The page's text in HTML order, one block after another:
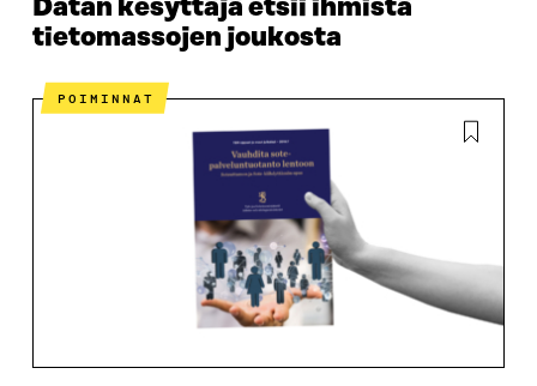
Datan kesyttäjä etsii ihmistä
tietomassojen joukosta
POIMINNAT